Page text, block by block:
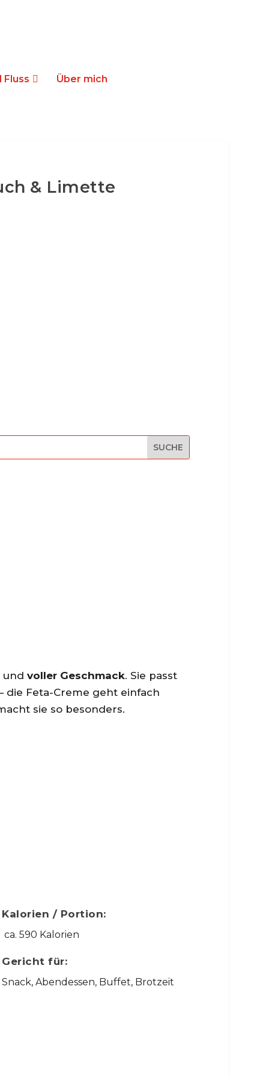
Fluss Über mich
& Limette
und voller Geschmack. Sie passt
die Feta-Creme geht einfach
sie so besonders.
Kalorien / Portion:
ca. 590 Kalorien
Gericht für:
Snack, Abendessen, Buffet, Brotzeit